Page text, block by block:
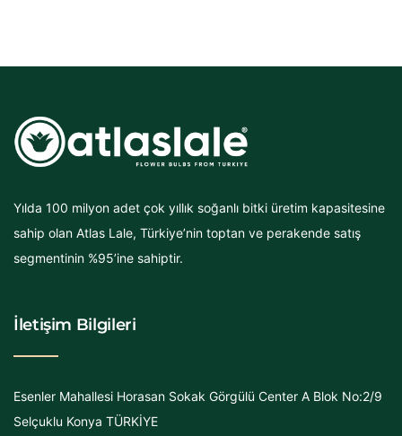
Yılda 100 milyon adet çok yıllık soğanlı bitki üretim kapasitesine
sahip olan Atlas Lale, Türkiye’nin toptan ve perakende satış
segmentinin %95’ine sahiptir.
İletişim Bilgileri
Esenler Mahallesi Horasan Sokak Görgülü Center A Blok No:2/9
Selçuklu Konya TÜRKİYE